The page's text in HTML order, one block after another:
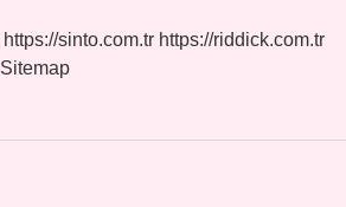
https://sinto.com.tr https://riddick.com.tr
Sitemap